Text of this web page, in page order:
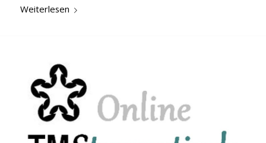
Weiterlesen